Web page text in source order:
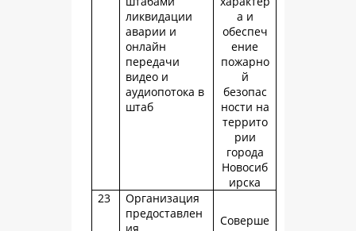
ликвидации
аварии и
онлайн
передачи
видео и
аудиопотока в
штаб
а и
обеспеч
ение
пожарно
й
безопас
ности на
террито
рии
города
Новосиб
ирска
23
Организация
предоставлен
Соверше